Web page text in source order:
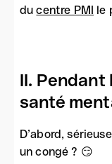
ducentre PMI le
II. Pendant
santé
D’abord,
un congé ? 😏